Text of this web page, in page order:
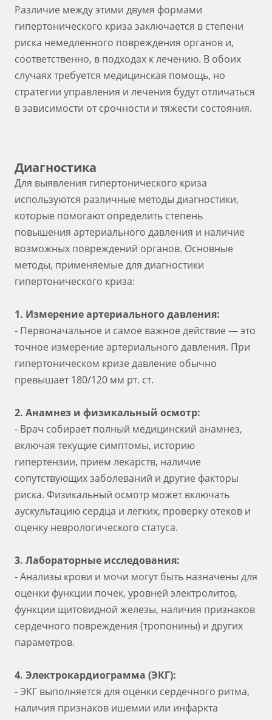
Различие между этими двумя формами
гипертонического криза заключается в степени
риска немедленного повреждения органов и,
соответственно, в подходах к лечению. В обоих
случаях требуется медицинская помощь, но
стратегии управления и лечения будут отличаться
в зависимости от срочности и тяжести состояния.
Диагностика
Для выявления гипертонического криза
используются различные методы диагностики,
которые помогают определить степень
повышения артериального давления и наличие
возможных повреждений органов. Основные
методы, применяемые для диагностики
гипертонического криза:
1. Измерение артериального давления:
- Первоначальное и самое важное действие — это
точное измерение артериального давления. При
гипертоническом кризе давление обычно
превышает 180/120 мм рт. ст.
2. Анамнез и физикальный осмотр:
- Врач собирает полный медицинский анамнез,
включая текущие симптомы, историю
гипертензии, прием лекарств, наличие
сопутствующих заболеваний и другие факторы
риска. Физикальный осмотр может включать
аускультацию сердца и легких, проверку отеков и
оценку неврологического статуса.
3. Лабораторные исследования:
- Анализы крови и мочи могут быть назначены для
оценки функции почек, уровней электролитов,
функции щитовидной железы, наличия признаков
сердечного повреждения (тропонины) и других
параметров.
4. Электрокардиограмма (ЭКГ):
- ЭКГ выполняется для оценки сердечного ритма,
наличия признаков ишемии или инфаркта